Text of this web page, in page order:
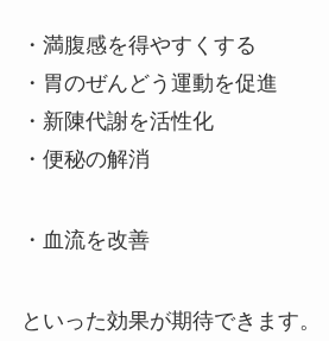
・満腹感を得やすくする
・胃のぜんどう運動を促進
・新陳代謝を活性化
・便秘の解消
・血流を改善
といった効果が期待できます。